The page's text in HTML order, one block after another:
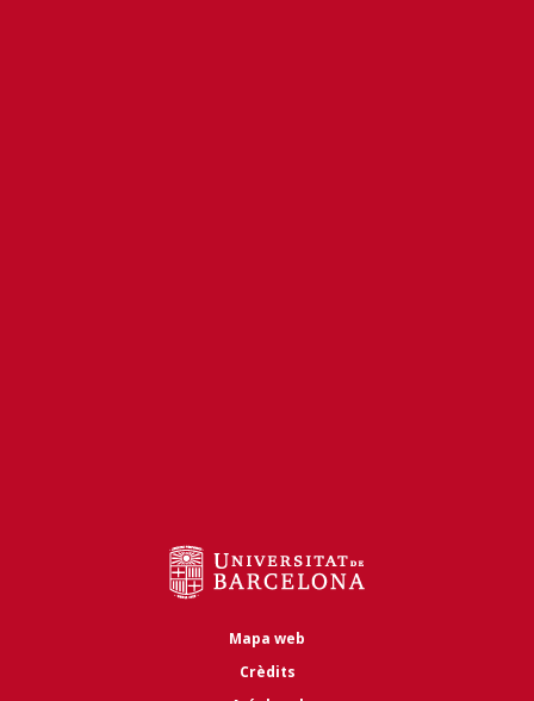
Mapa web
Crèdits